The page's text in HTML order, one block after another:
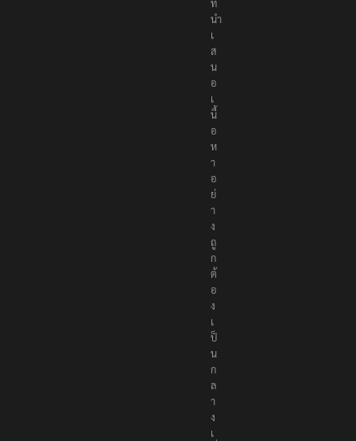
ที่
นำ
เ
ส
น
อ
เ
นื้
อ
ห
า
อ
ย่
า
ง
ถู
ก
ต้
อ
ง
เ
ป็
น
ก
ล
า
ง
เ